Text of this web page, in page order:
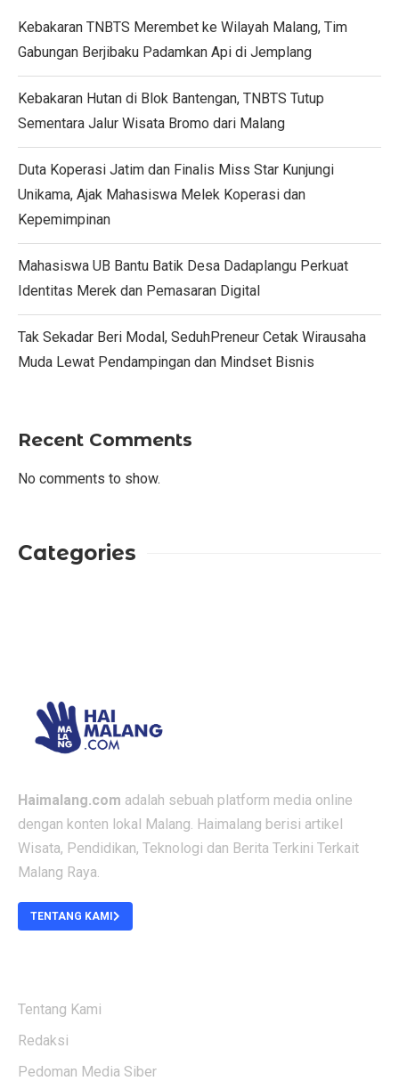
Kebakaran TNBTS Merembet ke Wilayah Malang, Tim
Gabungan Berjibaku Padamkan Api di Jemplang
Kebakaran Hutan di Blok Bantengan, TNBTS Tutup
Sementara Jalur Wisata Bromo dari Malang
Duta Koperasi Jatim dan Finalis Miss Star Kunjungi
Unikama, Ajak Mahasiswa Melek Koperasi dan
Kepemimpinan
Mahasiswa UB Bantu Batik Desa Dadaplangu Perkuat
Identitas Merek dan Pemasaran Digital
Tak Sekadar Beri Modal, SeduhPreneur Cetak Wirausaha
Muda Lewat Pendampingan dan Mindset Bisnis
Recent Comments
No comments to show.
Categories
Haimalang.com adalah sebuah platform media online
dengan konten lokal Malang. Haimalang berisi artikel
Wisata, Pendidikan, Teknologi dan Berita Terkini Terkait
Malang Raya.
TENTANG KAMI
Tentang Kami
Redaksi
Pedoman Media Siber